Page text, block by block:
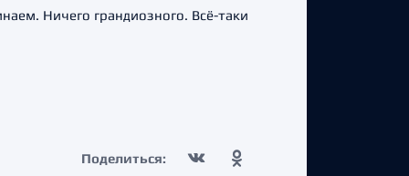
Ничего грандиозного. Всё-таки
Поделиться: